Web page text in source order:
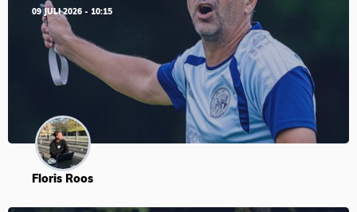
09 JULI 2026 - 10:15
Floris Roos